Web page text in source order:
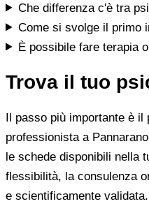
Che differenza c'è tra
Come si svolge il primo
È possibile fare terapia
Trova il tuo
Il passo più importante è
professionista a
le schede disponibili nella
flessibilità, la consulenza
e scientificamente validata.